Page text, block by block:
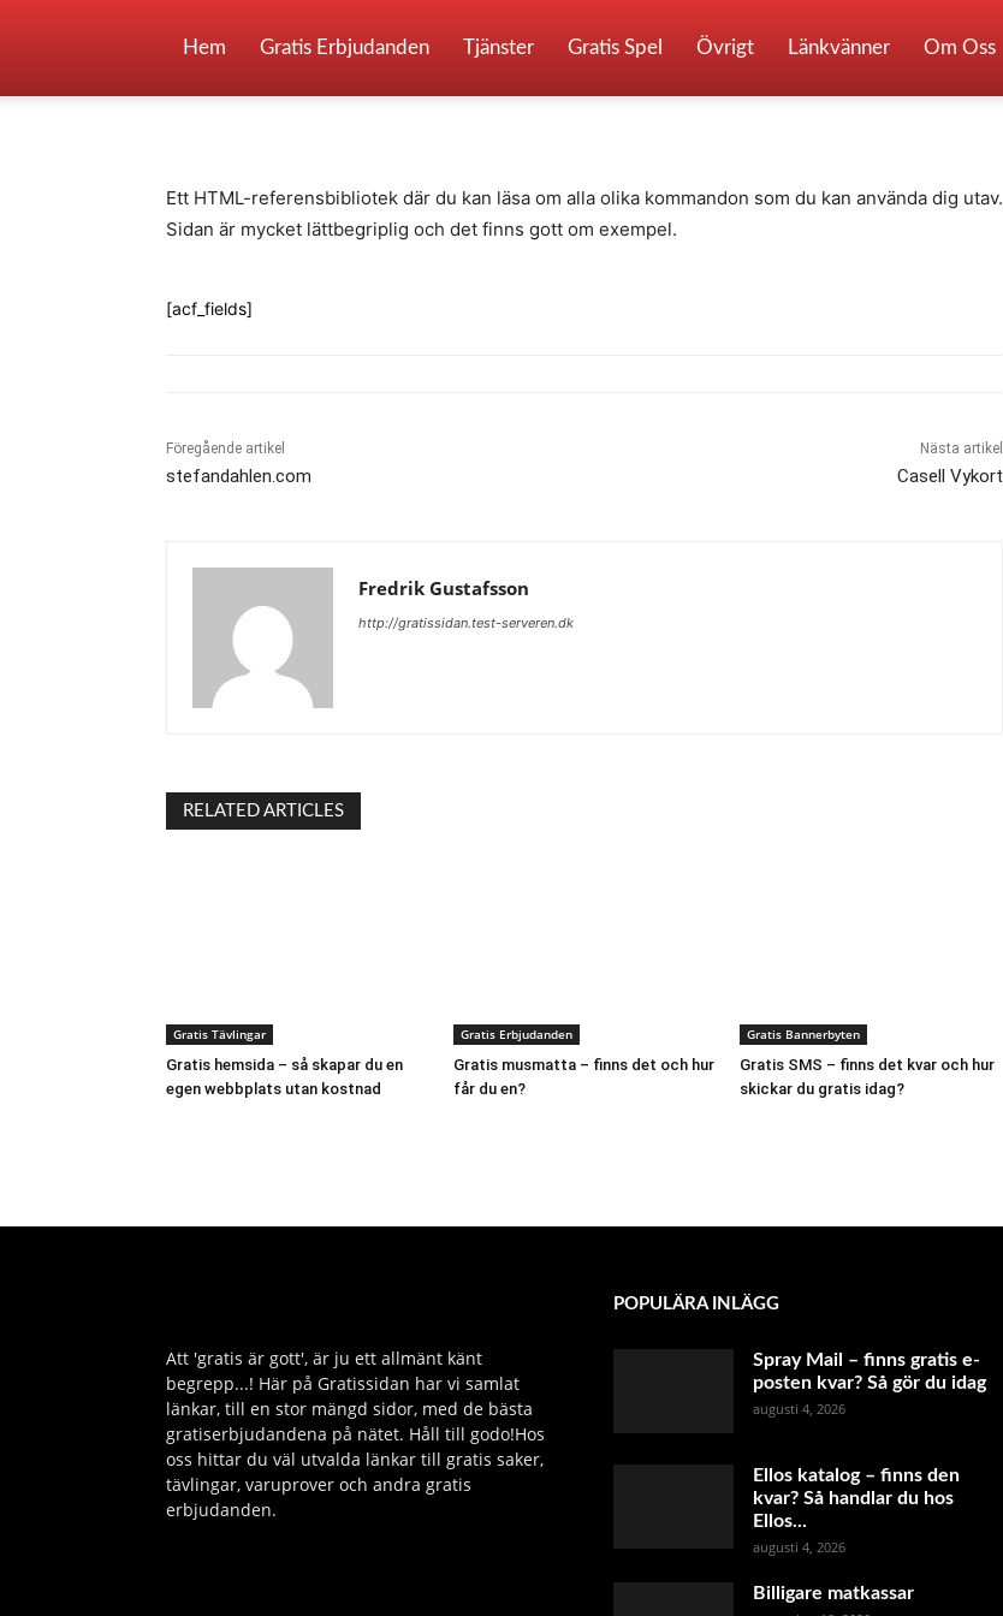
Hem Gratis Erbjudanden Tjänster Gratis Spel Övrigt Länkvänner Om Oss
Ett HTML-referensbibliotek där du kan läsa om alla olika kommandon som du kan använda dig utav.
Sidan är mycket lättbegriplig och det finns gott om exempel.
[acf_fields]
Föregående artikel
stefandahlen.com
Nästa artikel
Casell Vykort
Fredrik Gustafsson
http://gratissidan.test-serveren.dk
RELATED ARTICLES
Gratis Tävlingar
Gratis hemsida – så skapar du en
egen webbplats utan kostnad
Gratis Erbjudanden
Gratis musmatta – finns det och hur
får du en?
Gratis Bannerbyten
Gratis SMS – finns det kvar och hur
skickar du gratis idag?
Att 'gratis är gott', är ju ett allmänt känt
begrepp...! Här på Gratissidan har vi samlat
länkar, till en stor mängd sidor, med de bästa
gratiserbjudandena på nätet. Håll till godo!Hos
oss hittar du väl utvalda länkar till gratis saker,
tävlingar, varuprover och andra gratis
erbjudanden.
POPULÄRA INLÄGG
Spray Mail – finns gratis e-
posten kvar? Så gör du idag
augusti 4, 2026
Ellos katalog – finns den
kvar? Så handlar du hos
Ellos...
augusti 4, 2026
Billigare matkassar